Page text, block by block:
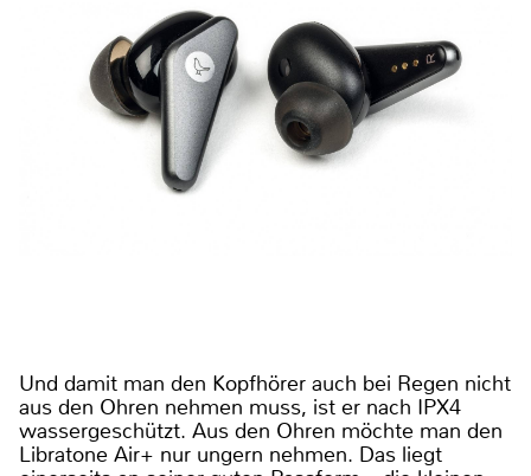
Und damit man den Kopfhörer auch bei Regen nicht
aus den Ohren nehmen muss, ist er nach IPX4
wassergeschützt. Aus den Ohren möchte man den
Libratone Air+ nur ungern nehmen. Das liegt